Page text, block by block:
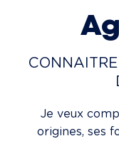
CONNAITRE
Je veux
origines, ses